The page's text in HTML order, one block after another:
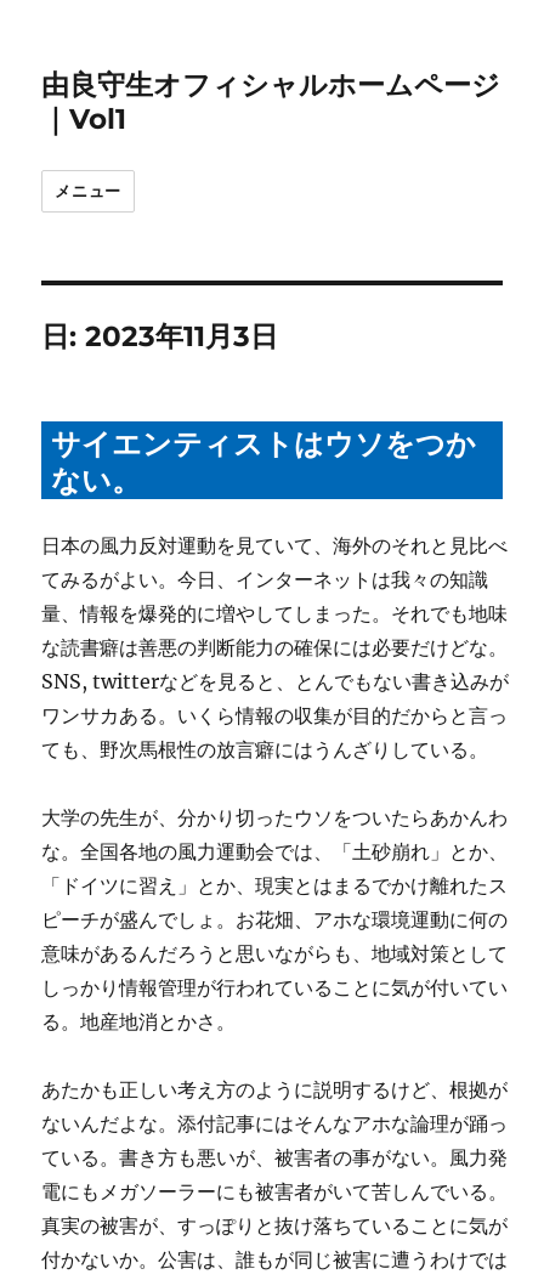
由良守生オフィシャルホームページ
｜Vol1
メニュー
日:2023年11月3日
サイエンティストはウソをつか
ない。
日本の風力反対運動を見ていて、海外のそれと見比べ
てみるがよい。今日、インターネットは我々の知識
量、情報を爆発的に増やしてしまった。それでも地味
な読書癖は善悪の判断能力の確保には必要だけどな。
SNS, twitterなどを見ると、とんでもない書き込みが
ワンサカある。いくら情報の収集が目的だからと言っ
ても、野次馬根性の放言癖にはうんざりしている。
大学の先生が、分かり切ったウソをついたらあかんわ
な。全国各地の風力運動会では、「土砂崩れ」とか、
「ドイツに習え」とか、現実とはまるでかけ離れたス
ピーチが盛んでしょ。お花畑、アホな環境運動に何の
意味があるんだろうと思いながらも、地域対策として
しっかり情報管理が行われていることに気が付いてい
る。地産地消とかさ。
あたかも正しい考え方のように説明するけど、根拠が
ないんだよな。添付記事にはそんなアホな論理が踊っ
ている。書き方も悪いが、被害者の事がない。風力発
電にもメガソーラーにも被害者がいて苦しんでいる。
真実の被害が、すっぽりと抜け落ちていることに気が
付かないか。公害は、誰もが同じ被害に遭うわけでは